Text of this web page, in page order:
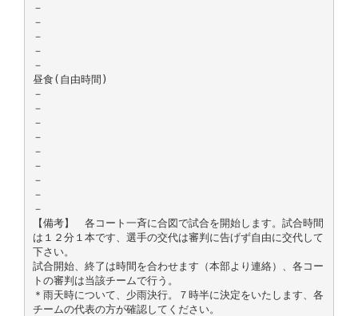
－
－
－
－
－
昼食(自由時間)
－
－
－
－
－
－
－
－
－
【備考】 各コート一斉に合図で試合を開始します。試合時間
は１２分１本です、選手の交代は審判に告げず自由に交代して
下さい。
試合開始、終了は時間を合わせます（本部より連絡）、各コー
トの審判は当該チームで行う。
＊雨天時について、少雨決行。７時半に決定をいたします、各
チームの代表の方が確認してください。